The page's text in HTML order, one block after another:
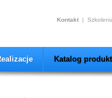
Kontakt|
Katalog